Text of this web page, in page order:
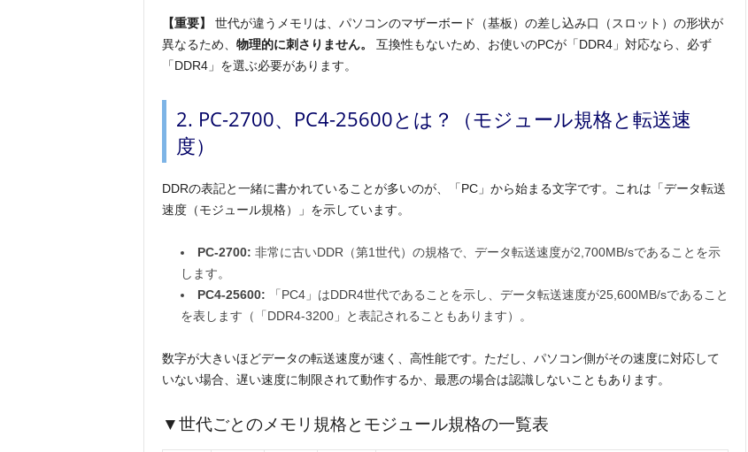
【重要】
世代が違うメモリは、パソコンのマザーボード（基板）の差し込み口（スロット）の形状が
異なるため、 物理的に刺さりません。
互換性もないため、お使いのPCが「DDR4」対応なら、必ず
「DDR4」を選ぶ必要があります。
2. PC-2700、PC4-25600とは？（モジュール規格と転送速
度）
DDRの表記と一緒に書かれていることが多いのが、「PC」から始まる文字です。これは「データ転送
速度（モジュール規格）」を示しています。
PC-2700: 非常に古いDDR（第1世代）の規格で、データ転送速度が2,700MB/sであることを示
します。
PC4-25600: 「PC4」はDDR4世代であることを示し、データ転送速度が25,600MB/sであること
を表します（「DDR4-3200」と表記されることもあります）。
数字が大きいほどデータの転送速度が速く、高性能です。ただし、パソコン側がその速度に対応して
いない場合、遅い速度に制限されて動作するか、最悪の場合は認識しないこともあります。
▼世代ごとのメモリ規格とモジュール規格の一覧表